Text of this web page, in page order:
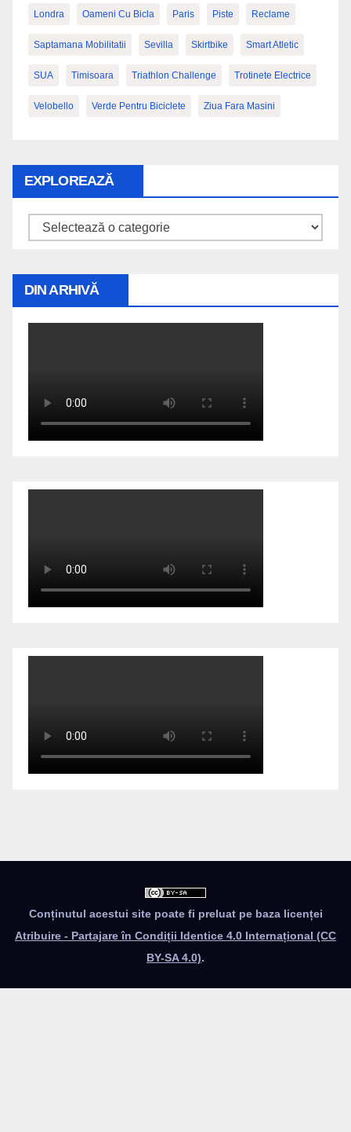
Londra Oameni Cu Bicla Paris Piste Reclame
Saptamana Mobilitatii Sevilla Skirtbike Smart Atletic
SUA Timisoara Triathlon Challenge Trotinete Electrice
Velobello Verde Pentru Biciclete Ziua Fara Masini
EXPLOREAZĂ
Explorează
DIN ARHIVĂ
Conținutul acestui site poate fi preluat pe baza licenței
Atribuire - Partajare în Condiții Identice 4.0 Internațional (CC
BY-SA 4.0).